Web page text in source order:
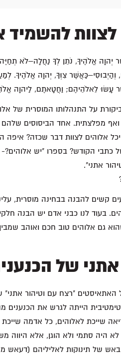
לצוות
יְהוָה אֱלֹהֶיךָ, נֹתֵן לְךָ נַחֲלָה–לֹא
וְהַיְבוּסִי–כַּאֲשֶׁר צִוְּךָ, יְהוָה
עָשׂוּ לֵאלֹהֵיהֶם; וַחֲטָאתֶם, לַיהוָה
על התנהלותו המוסרית של
מפלצתית. אחד הביסוסים שלהם
אלוהים לצוות דבר שכזה?
כתבי הקודש? בספרו "יש
אתני".
להבנה בבחינה מוסרית,
בעוד לנו כבני אדם יש הבנה
גם אלוהים טוב חכם ואוהב
של
"רצח עם וטיהור אתני"
הייתה לגרש את הכנענים
שייכת לאלוהים, כל אדמה
לא היה סתמי ולא הוגן, אלא
באש של תינוקות לאליליהם